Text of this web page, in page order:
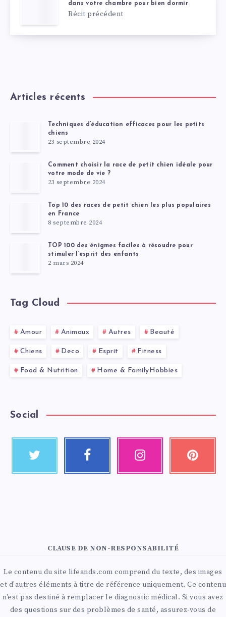
dans votre chambre pour bien dormir
Récit précédent
Articles récents
Techniques d’éducation efficaces pour les petits
chiens
23 septembre 2024
Comment choisir la race de petit chien idéale pour
votre mode de vie ?
23 septembre 2024
Top 10 des races de petit chien les plus populaires
en France
8 septembre 2024
TOP 100 des énigmes faciles à résoudre pour
stimuler l’esprit des enfants
2 mars 2024
Tag Cloud
Amour Animaux Autres Beauté
Chiens Deco Esprit Fitness
Food & Nutrition Home & FamilyHobbies
Social
CLAUSE DE NON-RESPONSABILITÉ
Le contenu du site lifeands.com comprend du texte, des images
et d'autres éléments à titre de référence uniquement. Ce contenu
n'est pas destiné à remplacer le diagnostic médical. Si vous avez
des questions sur des problèmes de santé, assurez-vous de